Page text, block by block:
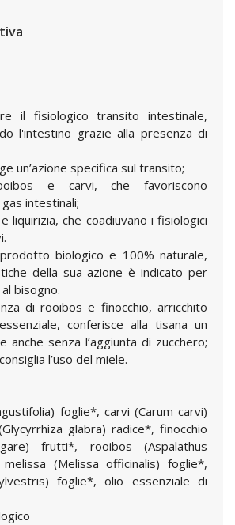
il fisiologico transito intestinale,
l'intestino grazie alla presenza di
un’azione specifica sul transito;
e carvi, che favoriscono
gas intestinali;
liquirizia, che coadiuvano i fisiologici
biologico e 100% naturale,
della sua azione è indicato per
bisogno.
di rooibos e finocchio, arricchito
conferisce alla tisana un
anche senza l’aggiunta di zucchero;
l’uso del miele.
foglie*, carvi (Carum carvi)
glabra) radice*, finocchio
frutti*, rooibos (Aspalathus
(Melissa officinalis) foglie*,
foglie*, olio essenziale di